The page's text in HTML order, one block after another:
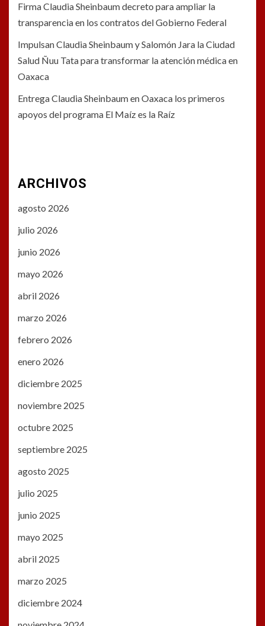
Firma Claudia Sheinbaum decreto para ampliar la
transparencia en los contratos del Gobierno Federal
Impulsan Claudia Sheinbaum y Salomón Jara la Ciudad
Salud Ñuu Tata para transformar la atención médica en
Oaxaca
Entrega Claudia Sheinbaum en Oaxaca los primeros
apoyos del programa El Maíz es la Raíz
ARCHIVOS
agosto 2026
julio 2026
junio 2026
mayo 2026
abril 2026
marzo 2026
febrero 2026
enero 2026
diciembre 2025
noviembre 2025
octubre 2025
septiembre 2025
agosto 2025
julio 2025
junio 2025
mayo 2025
abril 2025
marzo 2025
diciembre 2024